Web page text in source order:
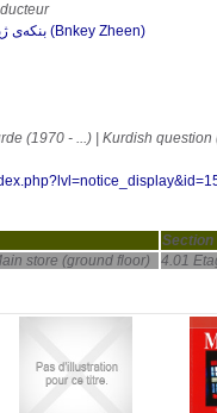
Silêmanî [Irak, Kurdistan] : Binkey Jîn | بنكەی ژین (Bnkey Zheen)
Section
store (ground floor) 4.01